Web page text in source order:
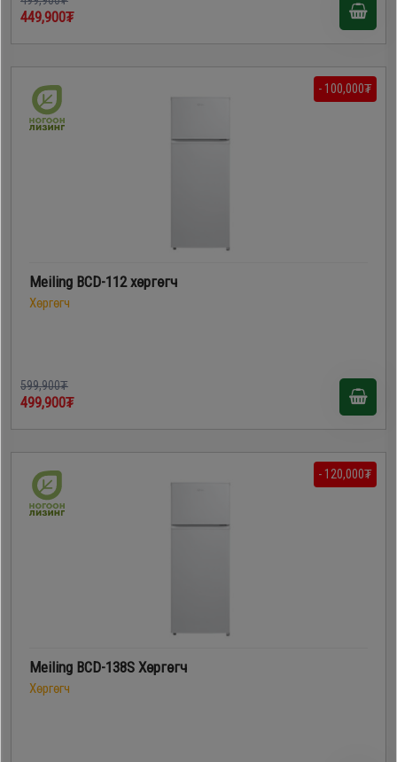
449,900₮
- 100,000₮
Meiling BCD-112 хөргөгч
Хөргөгч
599,900₮
499,900₮
- 120,000₮
Meiling BCD-138S Хөргөгч
Хөргөгч